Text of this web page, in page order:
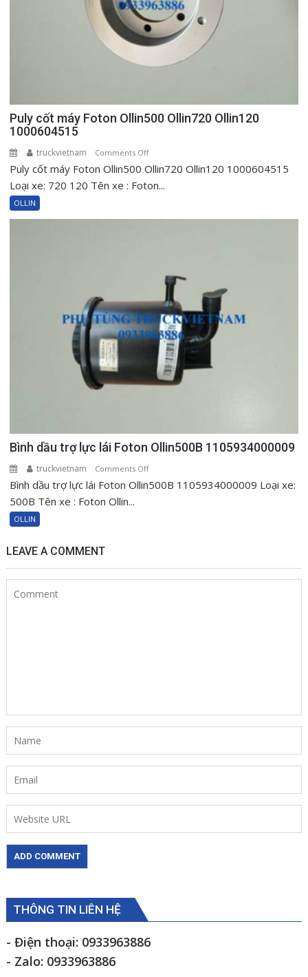
New
Ollin120
Puly cốt máy Foton Ollin500 Ollin720 Ollin120
1000604515
truckvietnam Comments Offon
Puly
cốt
Puly cốt máy Foton Ollin500 Ollin720 Ollin120 1000604515
Loại xe: 720 120 Tên xe : Foton...
OLLIN
Bình dầu trợ lực lái Foton Ollin500B 1105934000009
truckvietnam Comments Offon
Bình
Bình dầu trợ lực lái Foton Ollin500B 1105934000009 Loại xe:
500B Tên xe : Foton Ollin...
OLLIN
LEAVE A COMMENT
THÔNG TIN LIÊN HỆ
- Điện thoại: 0933963886
- Zalo: 0933963886